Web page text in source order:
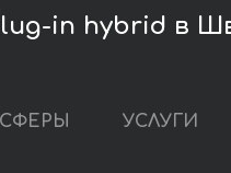
in hybrid в
УСЛУГИ